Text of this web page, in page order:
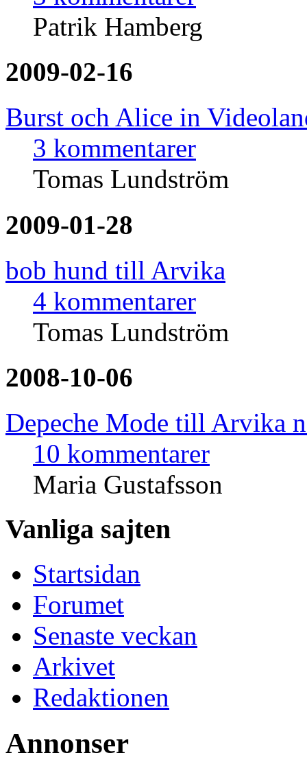
Patrik Hamberg
2009-02-16
Burst och Alice in
3 kommentarer
Tomas Lundström
2009-01-28
bob hund till Arvika
4 kommentarer
Tomas Lundström
2008-10-06
Depeche Mode till Arvika
10 kommentarer
Maria Gustafsson
Vanliga sajten
Startsidan
Forumet
Senaste veckan
Arkivet
Redaktionen
Annonser